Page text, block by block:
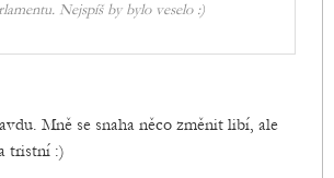
Nejspíš by bylo veselo :)
Mně se snaha něco změnit libí, ale
tristní :)